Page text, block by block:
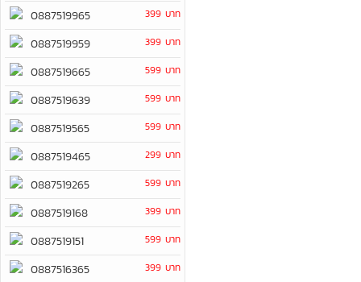
0887519965 399 บาท
0887519959 399 บาท
0887519665 599 บาท
0887519639 599 บาท
0887519565 599 บาท
0887519465 299 บาท
0887519265 599 บาท
0887519168 399 บาท
0887519151 599 บาท
0887516365 399 บาท